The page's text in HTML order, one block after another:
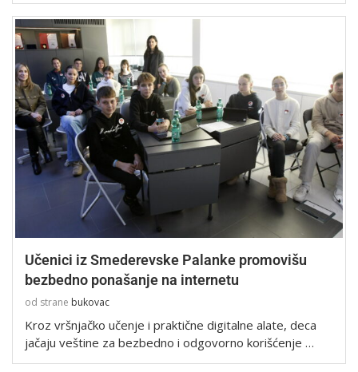
Učenici iz Smederevske Palanke promovišu
bezbedno ponašanje na internetu
od strane bukovac
Kroz vršnjačko učenje i praktične digitalne alate, deca
jačaju veštine za bezbedno i odgovorno korišćenje …